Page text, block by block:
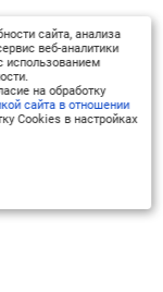
сайта, анализа
веб-аналитики
на обработку
сайта в отношении
Cookies в настройках